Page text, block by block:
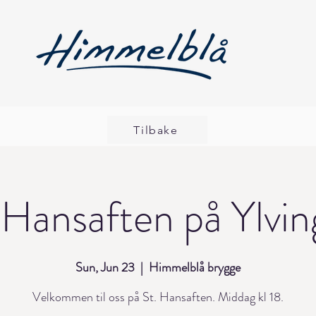
Tilbake
på
Sun, Jun 23
  |
Himmelblå brygge
Velkommen til oss på St. Hansaften. Middag kl 18.